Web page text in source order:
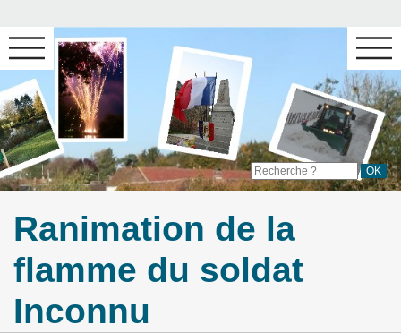
Ranimation de la
flamme du soldat
Inconnu